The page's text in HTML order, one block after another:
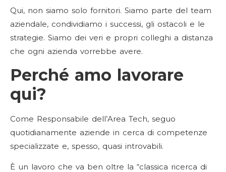
Qui, non siamo solo fornitori. Siamo parte del team
aziendale, condividiamo i successi, gli ostacoli e le
strategie. Siamo dei veri e propri colleghi a distanza
che ogni azienda vorrebbe avere.
Perché amo lavorare
qui?
Come Responsabile dell’Area Tech, seguo
quotidianamente aziende in cerca di competenze
specializzate e, spesso, quasi introvabili.
È un lavoro che va ben oltre la “classica ricerca di